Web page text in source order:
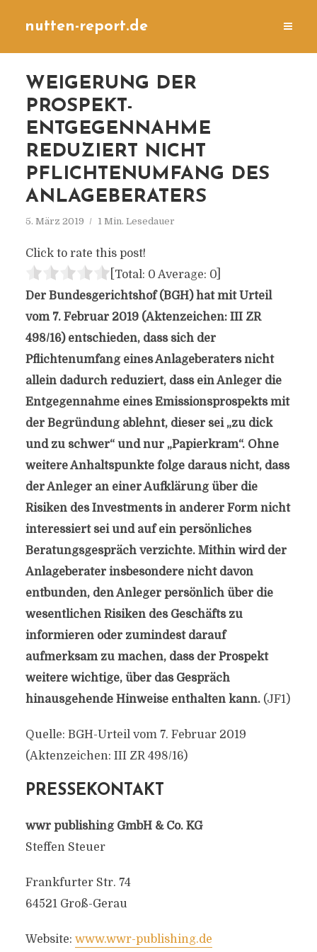
nutten-report.de
WEIGERUNG DER
PROSPEKT-
ENTGEGENNAHME
REDUZIERT NICHT
PFLICHTENUMFANG DES
ANLAGEBERATERS
5. März 2019 1 Min. Lesedauer
Click to rate this post!
[Total: 0 Average: 0]
Der Bundesgerichtshof (BGH) hat mit Urteil
vom 7. Februar 2019 (Aktenzeichen: III ZR
498/16) entschieden, dass sich der
Pflichtenumfang eines Anlageberaters nicht
allein dadurch reduziert, dass ein Anleger die
Entgegennahme eines Emissionsprospekts mit
der Begründung ablehnt, dieser sei „zu dick
und zu schwer“ und nur „Papierkram“. Ohne
weitere Anhaltspunkte folge daraus nicht, dass
der Anleger an einer Aufklärung über die
Risiken des Investments in anderer Form nicht
interessiert sei und auf ein persönliches
Beratungsgespräch verzichte. Mithin wird der
Anlageberater insbesondere nicht davon
entbunden, den Anleger persönlich über die
wesentlichen Risiken des Geschäfts zu
informieren oder zumindest darauf
aufmerksam zu machen, dass der Prospekt
weitere wichtige, über das Gespräch
hinausgehende Hinweise enthalten kann. (JF1)
Quelle: BGH-Urteil vom 7. Februar 2019
(Aktenzeichen: III ZR 498/16)
PRESSEKONTAKT
wwr publishing GmbH & Co. KG
Steffen Steuer
Frankfurter Str. 74
64521 Groß-Gerau
Website: www.wwr-publishing.de